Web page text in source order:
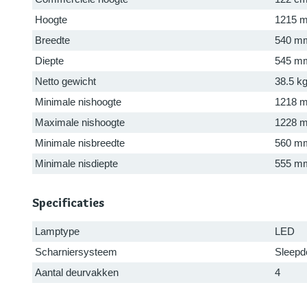
Hoogte
1215
Breedte
540
Diepte
545
Netto gewicht
38.5 kg
Minimale nishoogte
1218
Maximale nishoogte
1228
Minimale nisbreedte
560
Minimale nisdiepte
555
Specificaties
Lamptype
LED
Scharniersysteem
Aantal deurvakken
4